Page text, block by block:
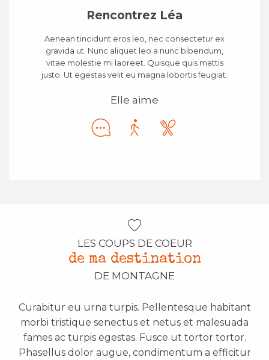
Rencontrez Léa
Aenean tincidunt eros leo, nec consectetur ex
gravida ut. Nunc aliquet leo a nunc bibendum,
vitae molestie mi laoreet. Quisque quis mattis
justo. Ut egestas velit eu magna lobortis feugiat.
Elle aime
LES COUPS DE COEUR
de ma destination
DE MONTAGNE
Curabitur eu urna turpis. Pellentesque habitant
morbi tristique senectus et netus et malesuada
fames ac turpis egestas. Fusce ut tortor tortor.
Phasellus dolor augue, condimentum a efficitur